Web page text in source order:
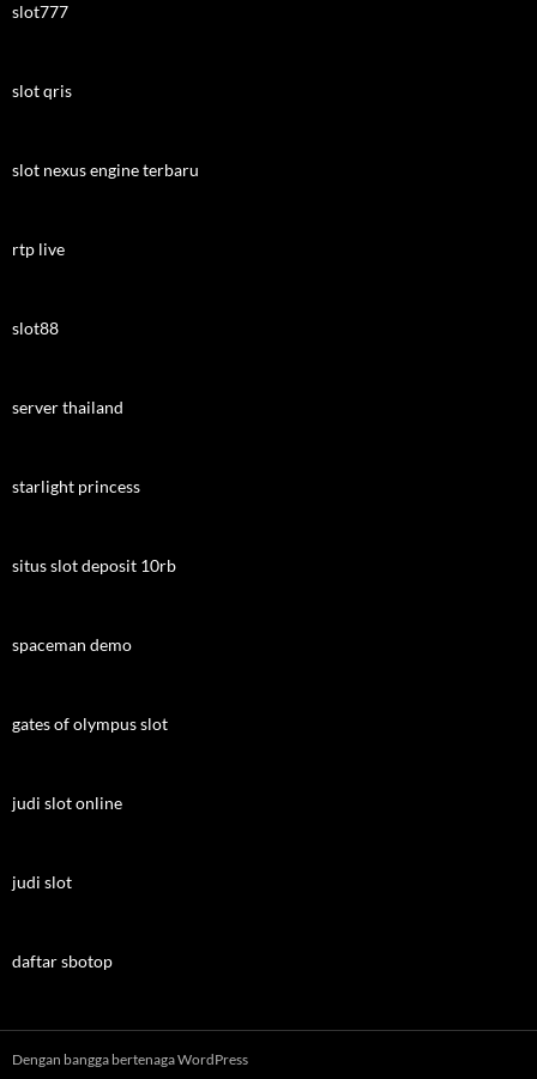
slot777
slot qris
slot nexus engine terbaru
rtp live
slot88
server thailand
starlight princess
situs slot deposit 10rb
spaceman demo
gates of olympus slot
judi slot online
judi slot
daftar sbotop
Dengan bangga bertenaga WordPress